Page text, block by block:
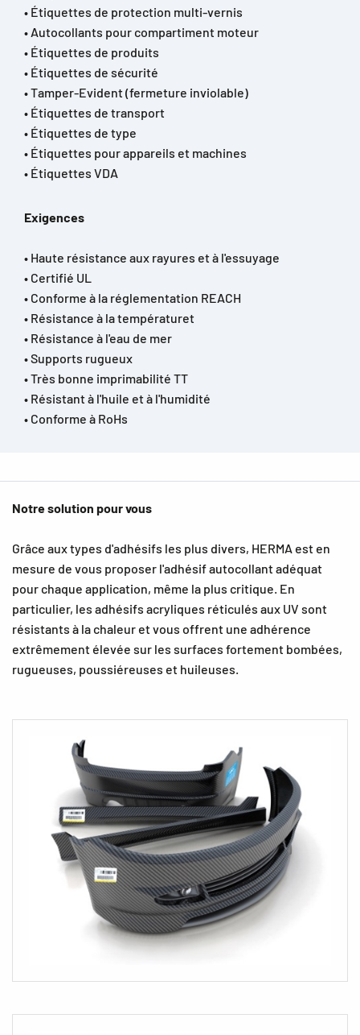
• Étiquettes de protection multi-vernis
• Autocollants pour compartiment moteur
• Étiquettes de produits
• Étiquettes de sécurité
• Tamper-Evident (fermeture inviolable)
• Étiquettes de transport
• Étiquettes de type
• Étiquettes pour appareils et machines
• Étiquettes VDA
Exigences
• Haute résistance aux rayures et à l'essuyage
• Certifié UL
• Conforme à la réglementation REACH
• Résistance à la températuret
• Résistance à l'eau de mer
• Supports rugueux
• Très bonne imprimabilité TT
• Résistant à l'huile et à l'humidité
• Conforme à RoHs
Notre solution pour vous
Grâce aux types d'adhésifs les plus divers, HERMA est en
mesure de vous proposer l'adhésif autocollant adéquat
pour chaque application, même la plus critique. En
particulier, les adhésifs acryliques réticulés aux UV sont
résistants à la chaleur et vous offrent une adhérence
extrêmement élevée sur les surfaces fortement bombées,
rugueuses, poussiéreuses et huileuses.